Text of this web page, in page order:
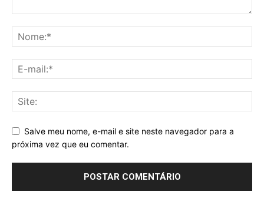
Salve meu nome, e-mail e site neste navegador para a
próxima vez que eu comentar.